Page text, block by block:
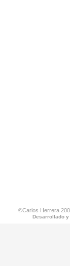
©Carlos Herrera
Desarrollado